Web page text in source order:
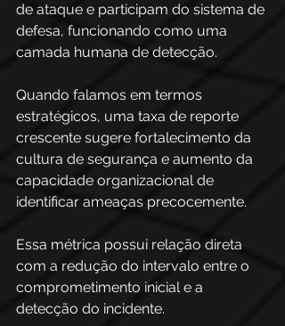
de ataque e participam do sistema de
defesa, funcionando como uma
camada humana de detecção.
Quando falamos em termos
estratégicos, uma taxa de reporte
crescente sugere fortalecimento da
cultura de segurança e aumento da
capacidade organizacional de
identificar ameaças precocemente.
Essa métrica possui relação direta
com a redução do intervalo entre o
comprometimento inicial e a
detecção do incidente.